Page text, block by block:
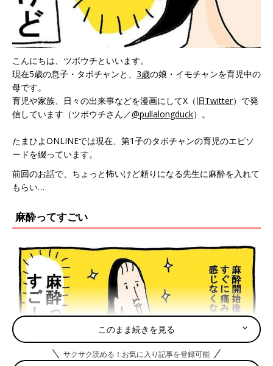
こんにちは、ツボウチといいます。
現在5歳の息子・タボチャンと、 3歳の娘・イモチャンを育児中の
母です。
育児や家族、日々の出来事などを漫画にしてX（旧Twitter）で発
信しています（ツボウチさん／@pullalongduck）。
たまひよONLINEでは現在、第1子のタボチャンの育児のエピソ
ードを綴っています。
前回のお話で、ちょっと怖いけど頼りになる先生に麻酔を入れて
もらい…
麻酔ってすごい
このまま続きを見る
サクサク読める！お気に入り記事を登録可能